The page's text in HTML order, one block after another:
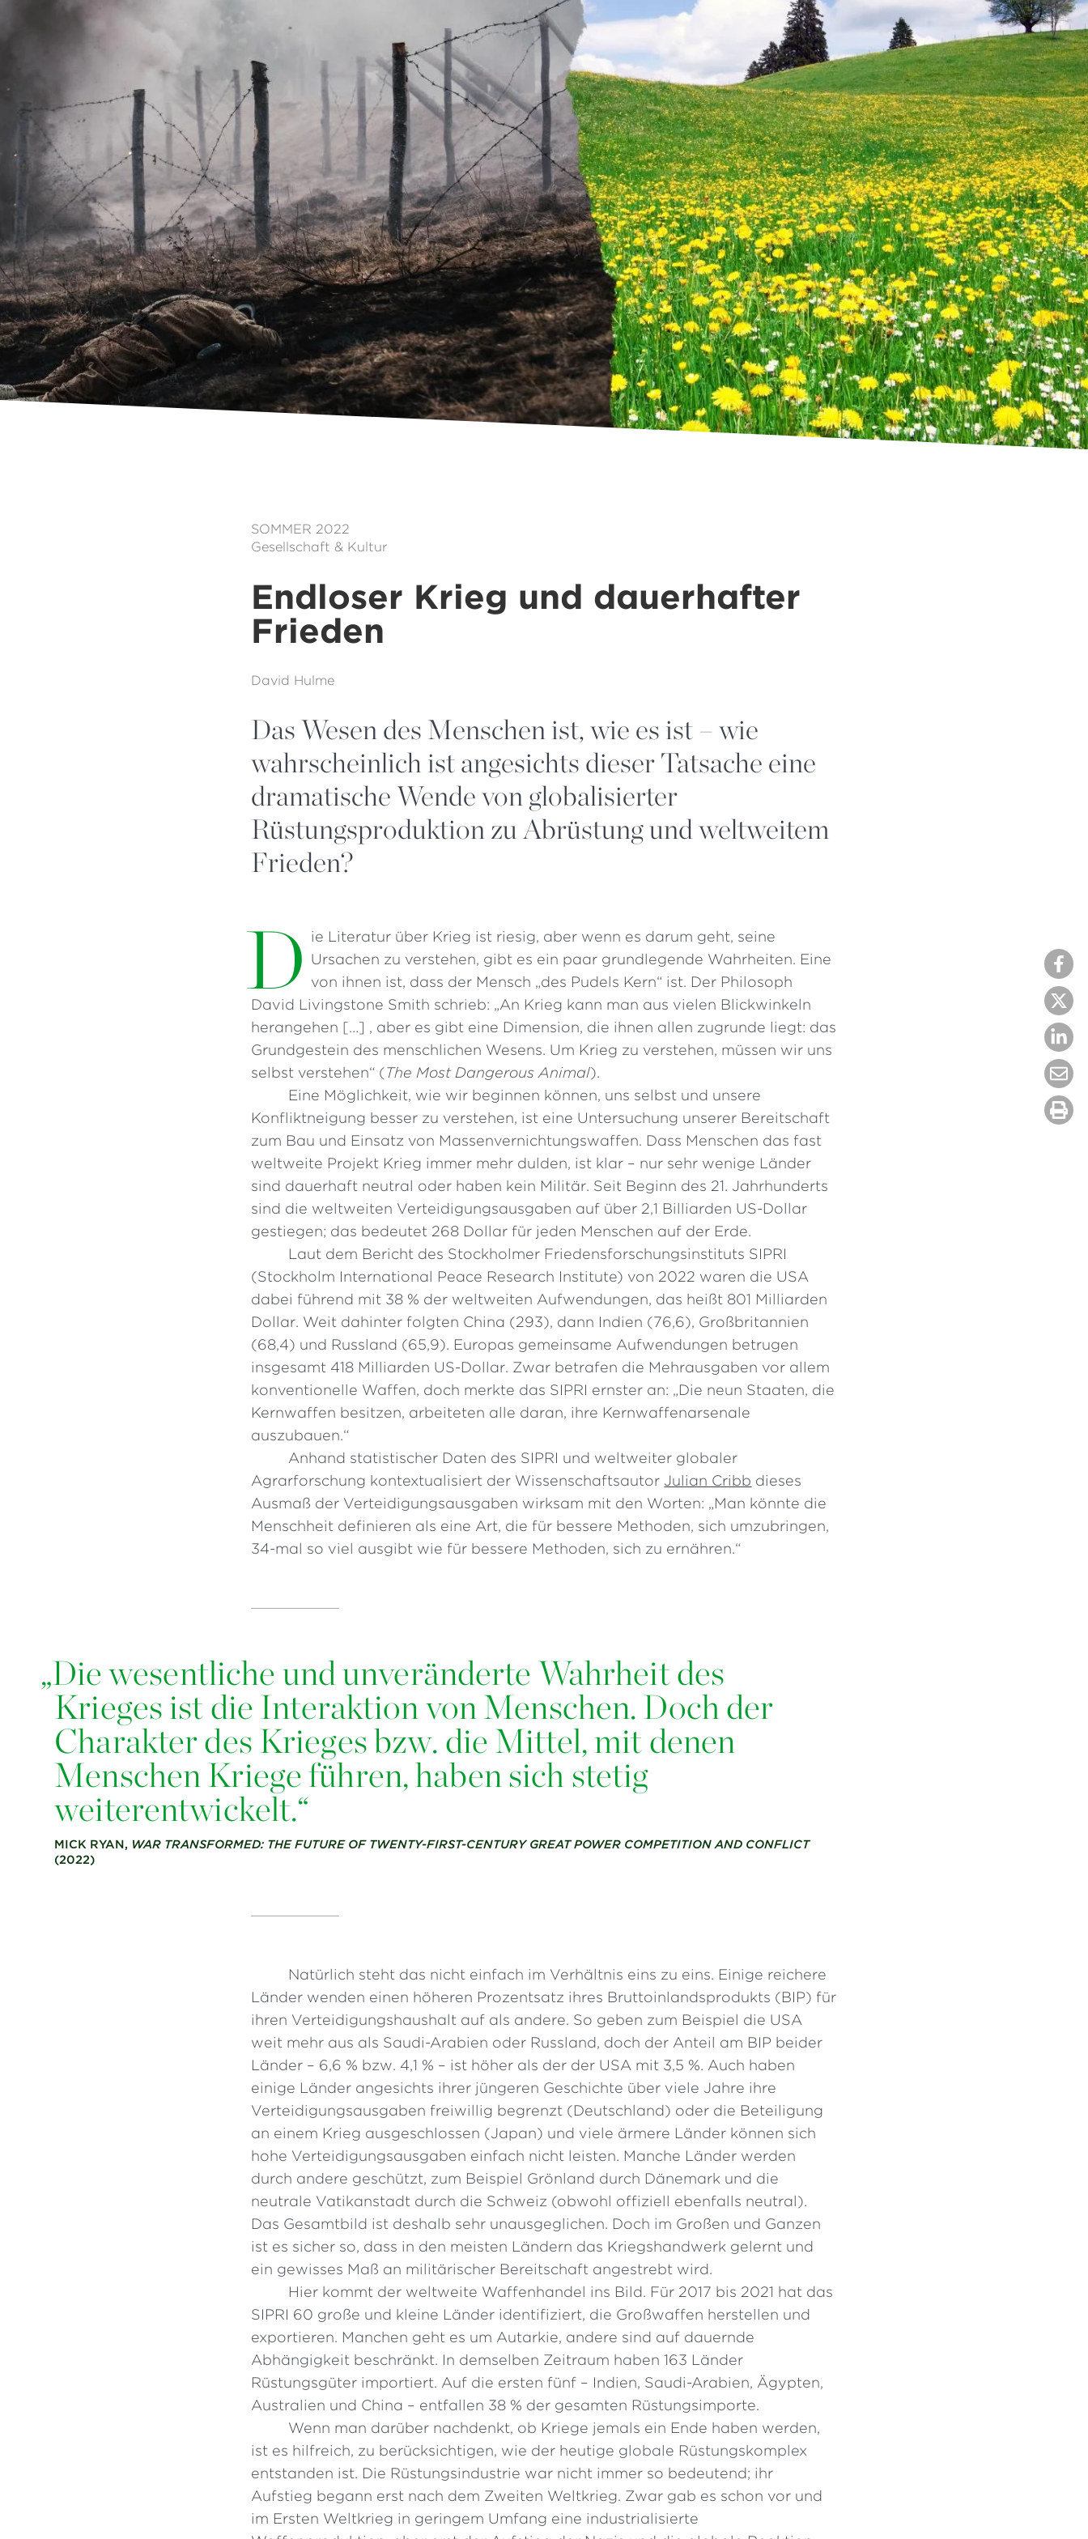
SOMMER 2022
Gesellschaft & Kultur
Endloser Krieg und dauerhafter
Frieden
David Hulme
Das Wesen des Menschen ist, wie es ist – wie
wahrscheinlich ist angesichts dieser Tatsache eine
dramatische Wende von globalisierter
Rüstungsproduktion zu Abrüstung und weltweitem
Frieden?
D ie Literatur über Krieg ist riesig, aber wenn es darum geht, seine
Ursachen zu verstehen, gibt es ein paar grundlegende Wahrheiten. Eine
von ihnen ist, dass der Mensch „des Pudels Kern“ ist. Der Philosoph
David Livingstone Smith schrieb: „An Krieg kann man aus vielen Blickwinkeln
herangehen […] , aber es gibt eine Dimension, die ihnen allen zugrunde liegt: das
Grundgestein des menschlichen Wesens. Um Krieg zu verstehen, müssen wir uns
selbst verstehen“ (The Most Dangerous Animal).
Eine Möglichkeit, wie wir beginnen können, uns selbst und unsere
Konfliktneigung besser zu verstehen, ist eine Untersuchung unserer Bereitschaft
zum Bau und Einsatz von Massenvernichtungswaffen. Dass Menschen das fast
weltweite Projekt Krieg immer mehr dulden, ist klar – nur sehr wenige Länder
sind dauerhaft neutral oder haben kein Militär. Seit Beginn des 21. Jahrhunderts
sind die weltweiten Verteidigungsausgaben auf über 2,1 Billiarden US-Dollar
gestiegen; das bedeutet 268 Dollar für jeden Menschen auf der Erde.
Laut dem Bericht des Stockholmer Friedensforschungsinstituts SIPRI
(Stockholm International Peace Research Institute) von 2022 waren die USA
dabei führend mit 38 % der weltweiten Aufwendungen, das heißt 801 Milliarden
Dollar. Weit dahinter folgten China (293), dann Indien (76,6), Großbritannien
(68,4) und Russland (65,9). Europas gemeinsame Aufwendungen betrugen
insgesamt 418 Milliarden US-Dollar. Zwar betrafen die Mehrausgaben vor allem
konventionelle Waffen, doch merkte das SIPRI ernster an: „Die neun Staaten, die
Kernwaffen besitzen, arbeiteten alle daran, ihre Kernwaffenarsenale
auszubauen.“
Anhand statistischer Daten des SIPRI und weltweiter globaler
Agrarforschung kontextualisiert der Wissenschaftsautor Julian Cribb dieses
Ausmaß der Verteidigungsausgaben wirksam mit den Worten: „Man könnte die
Menschheit definieren als eine Art, die für bessere Methoden, sich umzubringen,
34-mal so viel ausgibt wie für bessere Methoden, sich zu ernähren.“
„Die wesentliche und unveränderte Wahrheit des
Krieges ist die Interaktion von Menschen. Doch der
Charakter des Krieges bzw. die Mittel, mit denen
Menschen Kriege führen, haben sich stetig
weiterentwickelt.“
MICK RYAN, WAR TRANSFORMED: THE FUTURE OF TWENTY-FIRST-CENTURY GREAT POWER COMPETITION AND CONFLICT
(2022)
Natürlich steht das nicht einfach im Verhältnis eins zu eins. Einige reichere
Länder wenden einen höheren Prozentsatz ihres Bruttoinlandsprodukts (BIP) für
ihren Verteidigungshaushalt auf als andere. So geben zum Beispiel die USA
weit mehr aus als Saudi-Arabien oder Russland, doch der Anteil am BIP beider
Länder – 6,6 % bzw. 4,1 % – ist höher als der der USA mit 3,5 %. Auch haben
einige Länder angesichts ihrer jüngeren Geschichte über viele Jahre ihre
Verteidigungsausgaben freiwillig begrenzt (Deutschland) oder die Beteiligung
an einem Krieg ausgeschlossen (Japan) und viele ärmere Länder können sich
hohe Verteidigungsausgaben einfach nicht leisten. Manche Länder werden
durch andere geschützt, zum Beispiel Grönland durch Dänemark und die
neutrale Vatikanstadt durch die Schweiz (obwohl offiziell ebenfalls neutral).
Das Gesamtbild ist deshalb sehr unausgeglichen. Doch im Großen und Ganzen
ist es sicher so, dass in den meisten Ländern das Kriegshandwerk gelernt und
ein gewisses Maß an militärischer Bereitschaft angestrebt wird.
Hier kommt der weltweite Waffenhandel ins Bild. Für 2017 bis 2021 hat das
SIPRI 60 große und kleine Länder identifiziert, die Großwaffen herstellen und
exportieren. Manchen geht es um Autarkie, andere sind auf dauernde
Abhängigkeit beschränkt. In demselben Zeitraum haben 163 Länder
Rüstungsgüter importiert. Auf die ersten fünf – Indien, Saudi-Arabien, Ägypten,
Australien und China – entfallen 38 % der gesamten Rüstungsimporte.
Wenn man darüber nachdenkt, ob Kriege jemals ein Ende haben werden,
ist es hilfreich, zu berücksichtigen, wie der heutige globale Rüstungskomplex
entstanden ist. Die Rüstungsindustrie war nicht immer so bedeutend; ihr
Aufstieg begann erst nach dem Zweiten Weltkrieg. Zwar gab es schon vor und
im Ersten Weltkrieg in geringem Umfang eine industrialisierte